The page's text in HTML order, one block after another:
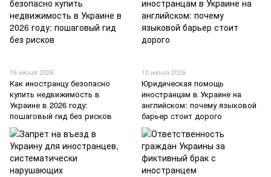
16 июня 2026
Как иностранцу безопасно
купить недвижимость в
Украине в 2026 году:
пошаговый гид без рисков
10 июня 2026
Юридическая помощь
иностранцам в Украине на
английском: почему языковой
барьер стоит дорого